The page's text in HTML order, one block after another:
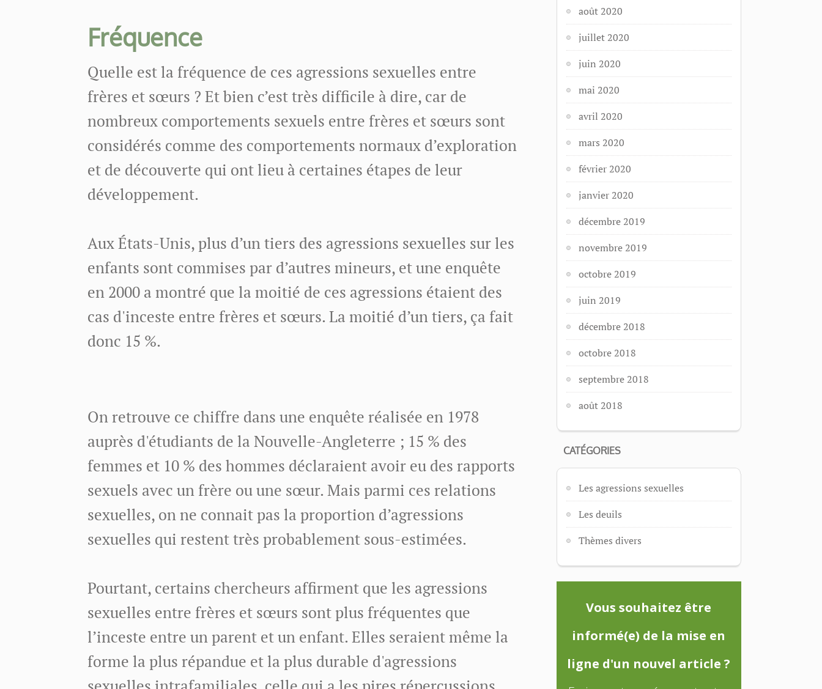
Fréquence
Quelle est la fréquence de ces agressions sexuelles entre
frères et sœurs ? Et bien c’est très difficile à dire, car de
nombreux comportements sexuels entre frères et sœurs sont
considérés comme des comportements normaux d’exploration
et de découverte qui ont lieu à certaines étapes de leur
développement.
Aux États-Unis, plus d’un tiers des agressions sexuelles sur les
enfants sont commises par d’autres mineurs, et une enquête
en 2000 a montré que la moitié de ces agressions étaient des
cas d'inceste entre frères et sœurs. La moitié d’un tiers, ça fait
donc 15 %.
On retrouve ce chiffre dans une enquête réalisée en 1978
auprès d'étudiants de la Nouvelle-Angleterre ; 15 % des
femmes et 10 % des hommes déclaraient avoir eu des rapports
sexuels avec un frère ou une sœur. Mais parmi ces relations
sexuelles, on ne connait pas la proportion d’agressions
sexuelles qui restent très probablement sous-estimées.
Pourtant, certains chercheurs affirment que les agressions
sexuelles entre frères et sœurs sont plus fréquentes que
l’inceste entre un parent et un enfant. Elles seraient même la
forme la plus répandue et la plus durable d'agressions
août 2020
juillet 2020
juin 2020
mai 2020
avril 2020
mars 2020
février 2020
janvier 2020
décembre 2019
novembre 2019
octobre 2019
juin 2019
décembre 2018
octobre 2018
septembre 2018
août 2018
CATÉGORIES
Les agressions sexuelles
Les deuils
Thèmes divers
Vous souhaitez être
informé(e) de la mise en
ligne d'un nouvel article ?